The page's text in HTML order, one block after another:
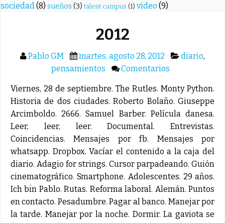
sociedad(8) sueños (3) talent campus (1) video (9)
2012
Pablo GM martes, agosto 28, 2012 diario,
pensamientos
Comentarios
Viernes, 28 de septiembre. The Rutles. Monty Python.
Historia de dos ciudades. Roberto Bolaño. Giuseppe
Arcimboldo. 2666. Samuel Barber. Película danesa.
Leer, leer, leer. Documental. Entrevistas.
Coincidencias. Mensajes por fb. Mensajes por
whatsapp. Dropbox. Vacíar el contenido a la caja del
diario. Adagio for strings. Cursor parpadeando. Guión
cinematográfico. Smartphone. Adolescentes. 29 años.
Ich bin Pablo. Rutas. Reforma laboral. Alemán. Puntos
en contacto. Pesadumbre. Pagar al banco. Manejar por
la tarde. Manejar por la noche. Dormir. La gaviota se